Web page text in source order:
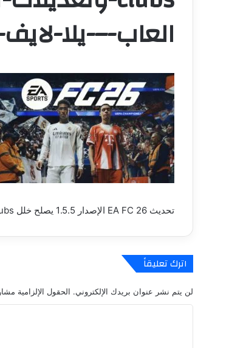
العاب-–-يلا-
تحديث EA FC 26 الإصدار 1.5.5 يصلح خلل Clubs وتعديلات Bruiser قادمة – العاب – يلا لايف – يلا لايف
اترك تعليقاً
لن يتم نشر عنوان بريدك الإلكتروني. الحقول الإلزامية